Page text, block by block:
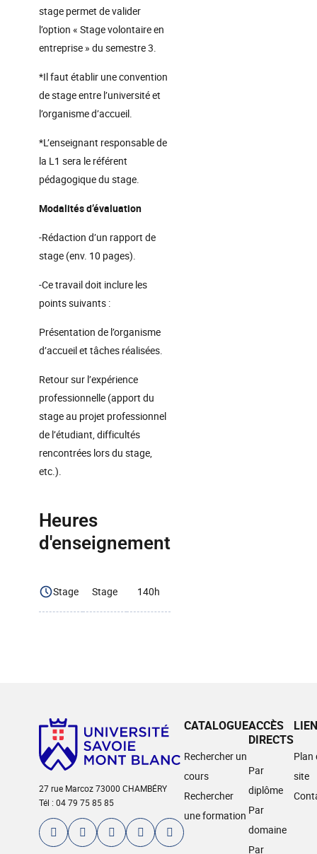
stage permet de valider
l’option « Stage volontaire en
entreprise » du semestre 3.
*Il faut établir une convention
de stage entre l’université et
l’organisme d’accueil.
*L’enseignant responsable de
la L1 sera le référent
pédagogique du stage.
Modalités d’évaluation
-Rédaction d’un rapport de
stage (env. 10 pages).
-Ce travail doit inclure les
points suivants :
Présentation de l’organisme
d’accueil et tâches réalisées.
Retour sur l’expérience
professionnelle (apport du
stage au projet professionnel
de l’étudiant, difficultés
rencontrées lors du stage,
etc.).
Heures
d'enseignement
Stage Stage 140h
27 rue Marcoz 73000 CHAMBÉRY
Tél : 04 79 75 85 85
CATALOGUE
Rechercher un
cours
Rechercher
une formation
ACCÈS
DIRECTS
Par
diplôme
Par
domaine
Par
Plan
site